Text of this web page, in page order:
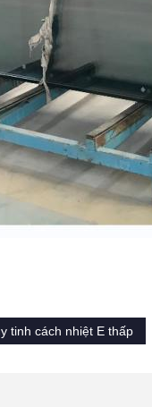
tinh cách nhiệt E thấp